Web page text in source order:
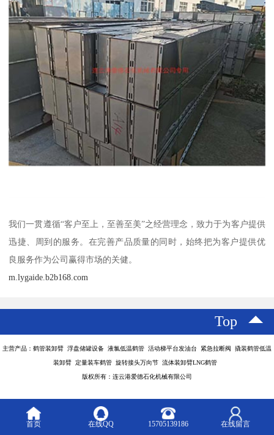
我们一贯遵循“客户至上，至善至美”之经营理念，致力于为客户提供
迅捷、周到的服务。在完善产品质量的同时，始终把为客户提供优
良服务作为公司赢得市场的关健。
m.lygaide.b2b168.com
Top
主营产品：鹤管装卸臂 浮盘储罐设备 液氯低温鹤管 活动梯平台发油台 紧急拉断阀 撬装鹤管低温
装卸臂 定量装车鹤管 旋转接头万向节 流体装卸臂LNG鹤管
版权所有：连云港爱德石化机械有限公司
首页 在线QQ 15705139186 在线留言